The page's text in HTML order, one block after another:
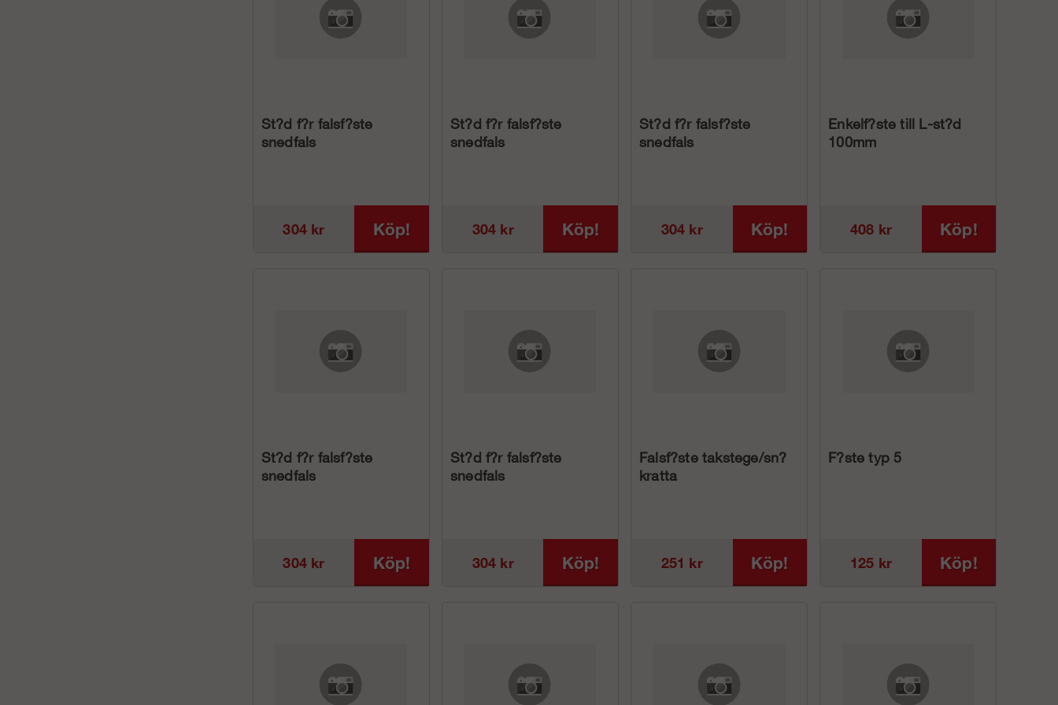
St?d f?r falsf?ste
snedfals
304 kr Köp!
St?d f?r falsf?ste
snedfals
304 kr Köp!
St?d f?r falsf?ste
snedfals
304 kr Köp!
Enkelf?ste till L-st?d
100mm
408 kr Köp!
St?d f?r falsf?ste
snedfals
304 kr Köp!
St?d f?r falsf?ste
snedfals
304 kr Köp!
Falsf?ste takstege/sn?
kratta
251 kr Köp!
F?ste typ 5
125 kr Köp!